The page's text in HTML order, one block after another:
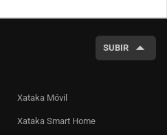
SUBIR
Xataka Móvil
Xataka Smart Home